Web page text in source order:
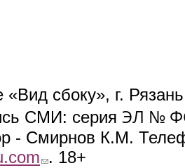
«Вид сбоку», г.
СМИ: серия ЭЛ №
- Смирнов К.М.
(link sends e-mail)
. 18+